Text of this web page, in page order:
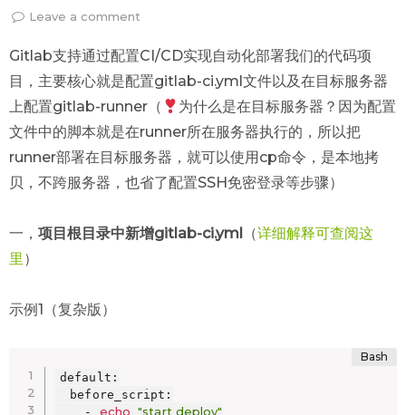
Leave a comment
Gitlab支持通过配置CI/CD实现自动化部署我们的代码项
目，主要核心就是配置gitlab-ci.yml文件以及在目标服务器
上配置gitlab-runner（
为什么是在目标服务器？因为配置
文件中的脚本就是在runner所在服务器执行的，所以把
runner部署在目标服务器，就可以使用cp命令，是本地拷
贝，不跨服务器，也省了配置SSH免密登录等步骤）
一， 项目根目录中新增gitlab-ci.yml （详细解释可查阅这
里 ）
示例1（复杂版）
default:
  before_script:
    -
echo "start deploy"